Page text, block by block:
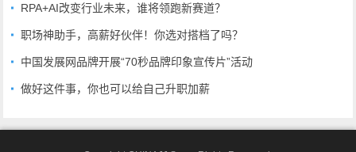
RPA+AI改变行业未来，谁将领跑新赛道？
职场神助手，高薪好伙伴！你选对搭档了吗？
中国发展网品牌开展“70秒品牌印象宣传片”活动
做好这件事，你也可以给自己升职加薪